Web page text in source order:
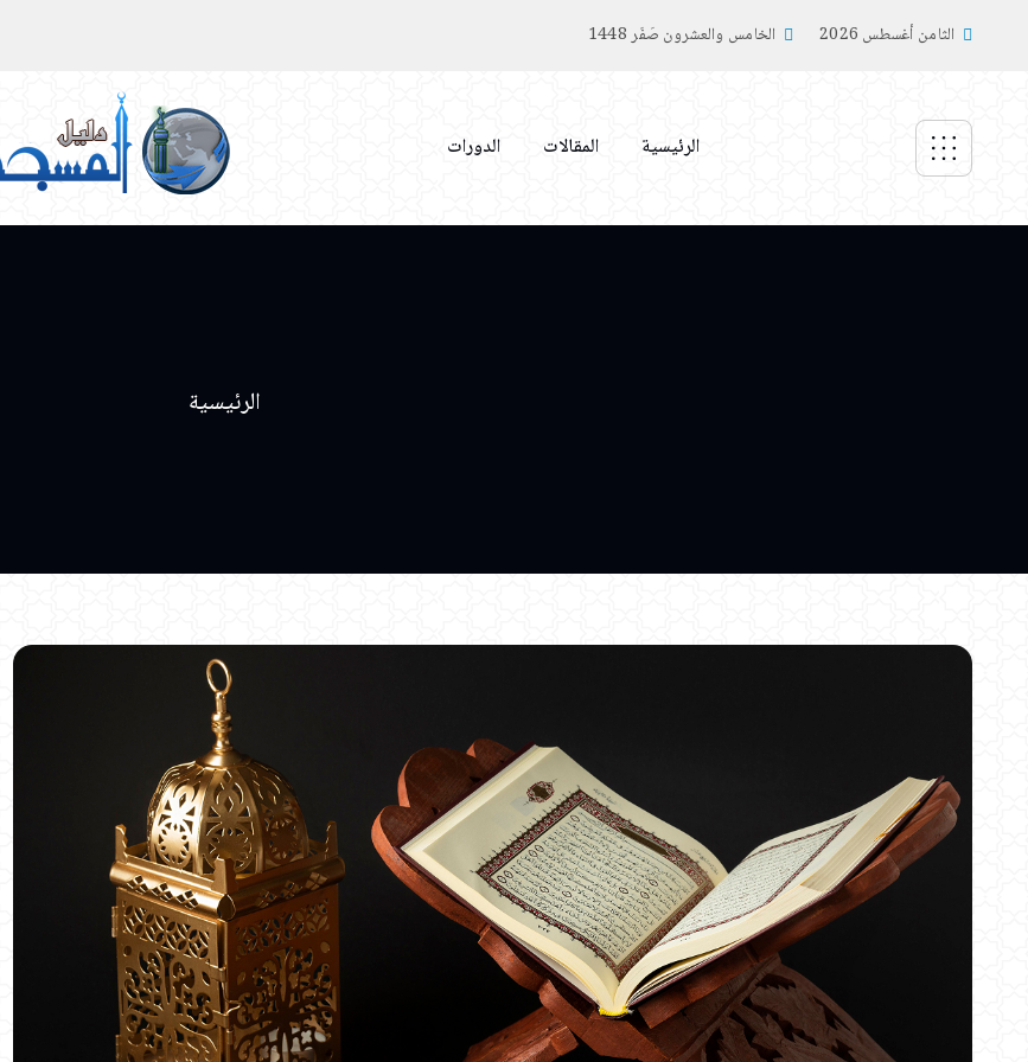
الثامن أغسطس 2026 الخامس والعشرون صَفَر 1448
الرئيسية المقالات الدورات
الرئيسية